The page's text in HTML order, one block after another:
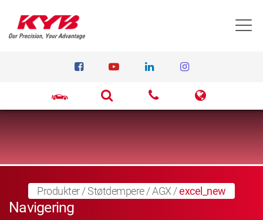
Produkter/Støtdempere/AGX /excel_new
Navigering